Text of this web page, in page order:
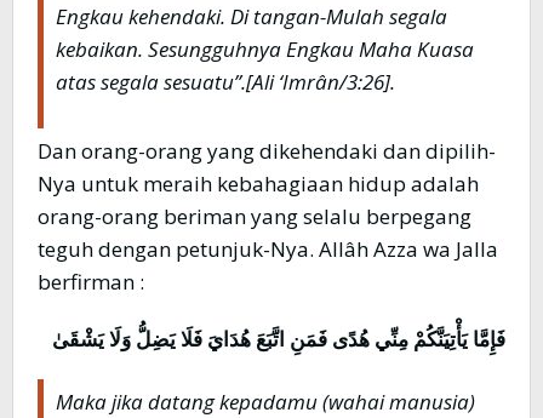
Engkau kehendaki. Di tangan-Mulah segala
kebaikan. Sesungguhnya Engkau Maha Kuasa
atas segala sesuatu”.[Ali ‘Imrân/3:26].
Dan orang-orang yang dikehendaki dan dipilih-
Nya untuk meraih kebahagiaan hidup adalah
orang-orang beriman yang selalu berpegang
teguh dengan petunjuk-Nya. Allâh Azza wa Jalla
berfirman :
فَإِمَّا يَأْتِيَنَّكُمْ مِنِّي هُدًى فَمَنِ اتَّبَعَ هُدَايَ فَلَا يَضِلُّ وَلَا يَشْقَىٰ
Maka jika datang kepadamu (wahai manusia)